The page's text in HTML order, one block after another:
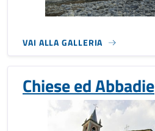
VAI ALLA GALLERIA
Chiese ed Abbadie